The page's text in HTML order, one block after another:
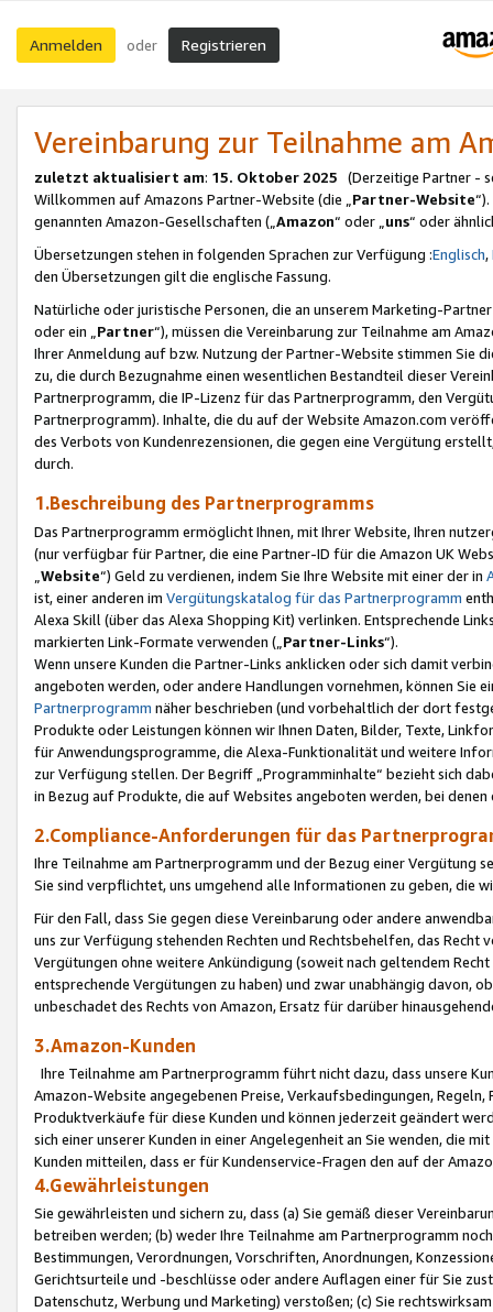
Anmelden oder Registrieren
Vereinbarung zur Teilnahme am
zuletzt aktualisiert am: 15. Oktober 2025 (Derzeitige Partner -
Willkommen auf Amazons Partner-Website (die „Partner-Website
genannten Amazon-Gesellschaften („Amazon“ oder „uns“ oder
Übersetzungen stehen in folgenden Sprachen zur Verfügung :Englisch,
den Übersetzungen gilt die englische Fassung.
Natürliche oder juristische Personen, die an unserem Marketing-
oder ein „Partner“), müssen die Vereinbarung zur Teilnahme am
Ihrer Anmeldung auf bzw. Nutzung der Partner-Website stimmen Sie
zu, die durch Bezugnahme einen wesentlichen Bestandteil dieser
Partnerprogramm, die IP-Lizenz für das Partnerprogramm, den
Partnerprogramm). Inhalte, die du auf der Website Amazon.com
des Verbots von Kundenrezensionen, die gegen eine Vergütung
durch.
1.Beschreibung des Partnerprogramms
Das Partnerprogramm ermöglicht Ihnen, mit Ihrer Website, Ihren
(nur verfügbar für Partner, die eine Partner-ID für die Amazon UK
Website“) Geld zu verdienen, indem Sie Ihre Website mit einer der in
ist, einer anderen im Vergütungskatalog für das Partnerprogramm
Alexa Skill (über das Alexa Shopping Kit) verlinken. Entsprechende
markierten Link-Formate verwenden („ Partner-Links“).
Wenn unsere Kunden die Partner-Links anklicken oder sich damit
angeboten werden, oder andere Handlungen vornehmen, können Sie
Partnerprogramm näher beschrieben (und vorbehaltlich der dort
Produkte oder Leistungen können wir Ihnen Daten, Bilder, Texte,
für Anwendungsprogramme, die Alexa-Funktionalität und weitere
zur Verfügung stellen. Der Begriff „Programminhalte“ bezieht sich
in Bezug auf Produkte, die auf Websites angeboten werden, bei
2.Compliance-Anforderungen für das
Ihre Teilnahme am Partnerprogramm und der Bezug einer Vergütung
Sie sind verpflichtet, uns umgehend alle Informationen zu geben, die
Für den Fall, dass Sie gegen diese Vereinbarung oder andere
uns zur Verfügung stehenden Rechten und Rechtsbehelfen, das
Vergütungen ohne weitere Ankündigung (soweit nach geltendem
entsprechende Vergütungen zu haben) und zwar unabhängig davon,
unbeschadet des Rechts von Amazon, Ersatz für darüber
3.Amazon-Kunden
Ihre Teilnahme am Partnerprogramm führt nicht dazu, dass unsere
Amazon-Website angegebenen Preise, Verkaufsbedingungen,
Produktverkäufe für diese Kunden und können jederzeit geändert
sich einer unserer Kunden in einer Angelegenheit an Sie wenden, die
Kunden mitteilen, dass er für Kundenservice-Fragen den auf der
4.Gewährleistungen
Sie gewährleisten und sichern zu, dass (a) Sie gemäß dieser
betreiben werden; (b) weder Ihre Teilnahme am Partnerprogramm
Bestimmungen, Verordnungen, Vorschriften, Anordnungen,
Gerichtsurteile und -beschlüsse oder andere Auflagen einer für Sie
Datenschutz, Werbung und Marketing) verstoßen; (c) Sie